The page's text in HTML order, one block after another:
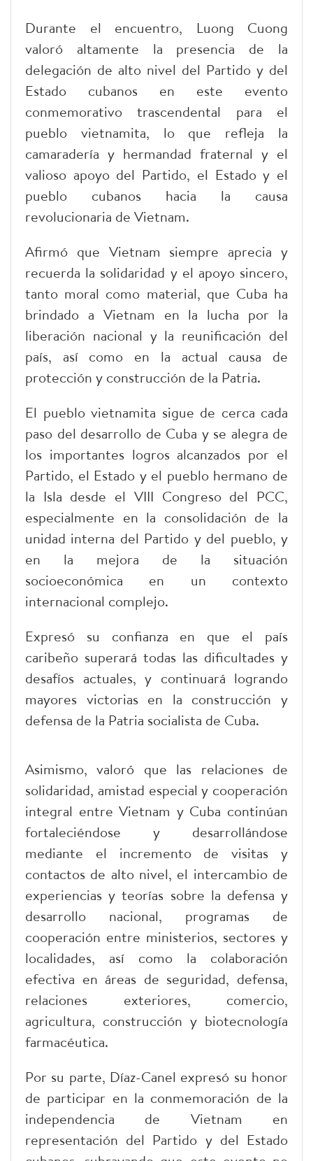
Durante el encuentro, Luong Cuong
valoró altamente la presencia de la
delegación de alto nivel del Partido y del
Estado cubanos en este evento
conmemorativo trascendental para el
pueblo vietnamita, lo que refleja la
camaradería y hermandad fraternal y el
valioso apoyo del Partido, el Estado y el
pueblo cubanos hacia la causa
revolucionaria de Vietnam.
Afirmó que Vietnam siempre aprecia y
recuerda la solidaridad y el apoyo sincero,
tanto moral como material, que Cuba ha
brindado a Vietnam en la lucha por la
liberación nacional y la reunificación del
país, así como en la actual causa de
protección y construcción de la Patria.
El pueblo vietnamita sigue de cerca cada
paso del desarrollo de Cuba y se alegra de
los importantes logros alcanzados por el
Partido, el Estado y el pueblo hermano de
la Isla desde el VIII Congreso del PCC,
especialmente en la consolidación de la
unidad interna del Partido y del pueblo, y
en la mejora de la situación
socioeconómica en un contexto
internacional complejo.
Expresó su confianza en que el país
caribeño superará todas las dificultades y
desafíos actuales, y continuará logrando
mayores victorias en la construcción y
defensa de la Patria socialista de Cuba.
Asimismo, valoró que las relaciones de
solidaridad, amistad especial y cooperación
integral entre Vietnam y Cuba continúan
fortaleciéndose y desarrollándose
mediante el incremento de visitas y
contactos de alto nivel, el intercambio de
experiencias y teorías sobre la defensa y
desarrollo nacional, programas de
cooperación entre ministerios, sectores y
localidades, así como la colaboración
efectiva en áreas de seguridad, defensa,
relaciones exteriores, comercio,
agricultura, construcción y biotecnología
farmacéutica.
Por su parte, Díaz-Canel expresó su honor
de participar en la conmemoración de la
independencia de Vietnam en
representación del Partido y del Estado